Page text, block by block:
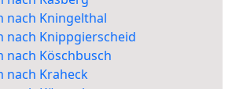
nach Kningelthal
nach Knippgierscheid
nach Köschbusch
nach Kraheck